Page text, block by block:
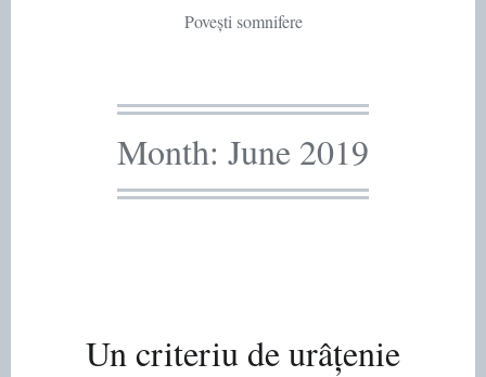
Povești somnifere
Month: June 2019
Un criteriu de urâțenie